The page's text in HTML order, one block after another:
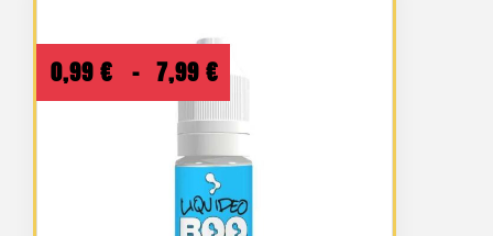
0,99 € – 7,99 € Plage
de
prix :
0,99 €